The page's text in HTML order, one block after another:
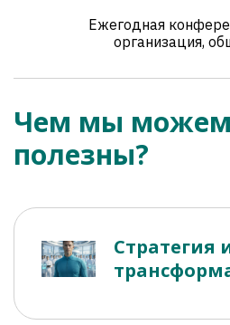
Ежегодная
организация,
Чем мы
полезны?
Стратегия